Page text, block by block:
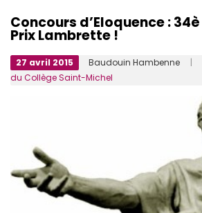
Concours d’Eloquence :
Prix Lambrette !
27 avril 2015 Baudouin Hambenne |
du Collège Saint-Michel